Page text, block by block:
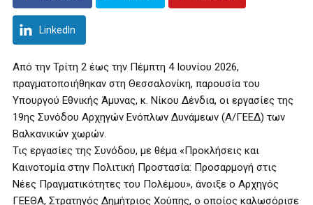
LinkedIn
Από την Τρίτη 2 έως την Πέμπτη 4 Ιουνίου 2026,
πραγματοποιήθηκαν στη Θεσσαλονίκη, παρουσία του
Υπουργού Εθνικής Άμυνας, κ. Νίκου Δένδια, οι εργασίες της
19ης Συνόδου Αρχηγών Ενόπλων Δυνάμεων (Α/ΓΕΕΔ) των
Βαλκανικών χωρών.
Τις εργασίες της Συνόδου, με θέμα «Προκλήσεις και
Καινοτομία στην Πολιτική Προστασία: Προσαρμογή στις
Νέες Πραγματικότητες του Πολέμου», άνοιξε ο Αρχηγός
ΓΕΕΘΑ, Στρατηγός Δημήτριος Χούπης, ο οποίος καλωσόρισε